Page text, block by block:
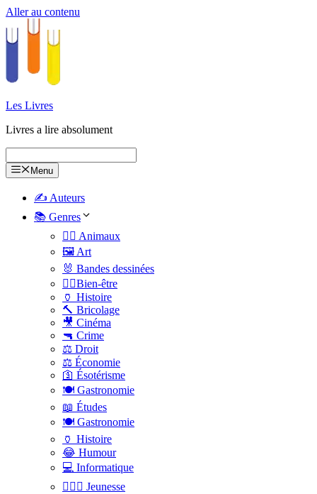
Aller au contenu
Les Livres
Livres a lire absolument
Menu
✍️ Auteurs
📚 Genres
🐕‍🦺 Animaux
🖼️ Art
🐰 Bandes dessinées
🧑‍⚕️Bien-être
🏺 Histoire
🔨 Bricolage
🎥 Cinéma
🔫 Crime
⚖️ Droit
⚖️ Économie
🛐 Ésotérisme
🍽️ Gastronomie
📖 Études
🍽️ Gastronomie
🏺 Histoire
😂 Humour
💻 Informatique
🤸🏽‍♀️ Jeunesse